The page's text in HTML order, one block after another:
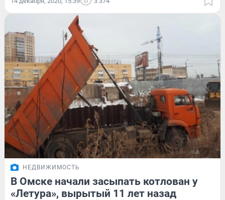
НЕДВИЖИМОСТЬ
В Омске начали засыпать котлован у
«Летура», вырытый 11 лет назад